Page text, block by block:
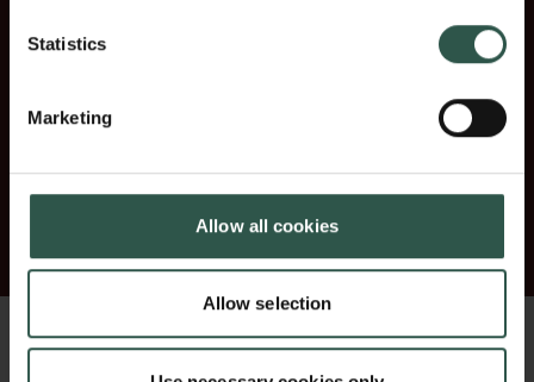
Statistics
Marketing
Allow all cookies
Allow selection
00.00